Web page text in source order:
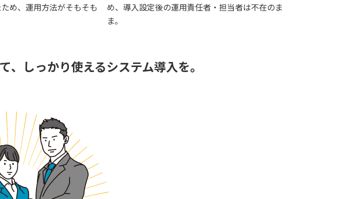
め、運用方法がそもそも
め、導入設定後の運用責任者・担当者は不在のま
ま。
しっかり使えるシステム導入を。